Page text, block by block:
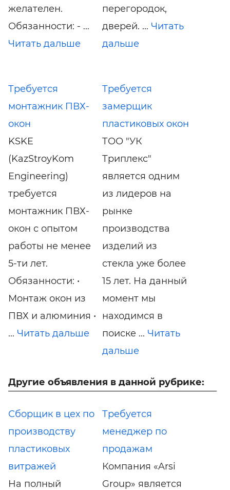
желателен.
Обязанности: - ...
Читать дальше
перегородок,
дверей. ... Читать
дальше
Требуется
монтажник ПВХ-
окон
KSKE
(KazStroyKom
Engineering)
требуется
монтажник ПВХ-
окон с опытом
работы не менее
5-ти лет.
Обязанности: •
Монтаж окон из
ПВХ и алюминия •
... Читать дальше
Требуется
замерщик
пластиковых окон
ТОО "УК
Триплекс"
является одним
из лидеров на
рынке
производства
изделий из
стекла уже более
15 лет. На данный
момент мы
находимся в
поиске ... Читать
дальше
Другие объявления в данной рубрике:
Сборщик в цех по
производству
пластиковых
витражей
На полный
Требуется
менеджер по
продажам
Компания «Arsi
Group» является